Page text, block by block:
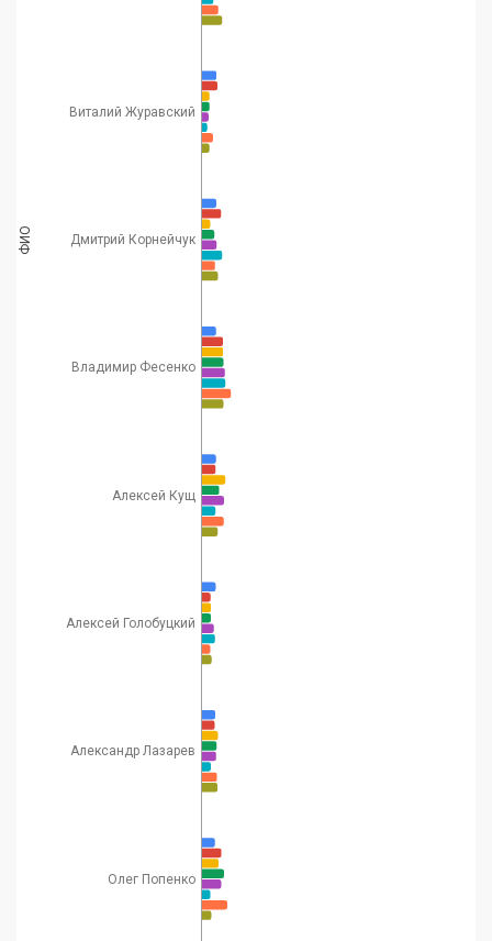
Виталий Журавский
Дмитрий Корнейчук
Владимир Фесенко
Алексей Кущ
Алексей Голобуцкий
Александр Лазарев
Олег Попенко
ФИО